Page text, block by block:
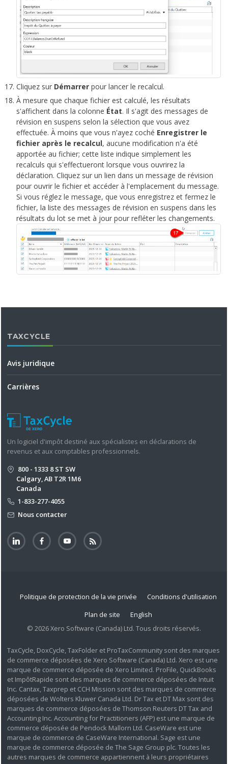
Cliquez sur Démarrer pour lancer le recalcul.
À mesure que chaque fichier est calculé, les résultats
s'affichent dans la colonne État. Il s'agit des messages de
révision en suspens selon la sélection que vous avez
effectuée. À moins que vous n'ayez coché Enregistrer le
fichier après le recalcul, aucune modification n'a été
apportée au fichier; cette liste indique simplement les
recalculs qui s'effectueront lorsque vous ouvrirez la
déclaration. Cliquez sur un lien dans un message de révision
pour ouvrir le fichier et accéder à l'emplacement du message.
Si vous réglez le message, que vous enregistrez et fermez le
fichier, la liste des messages de révision en suspens dans les
résultats du lot se met à jour pour refléter les changements.
TAXCYCLE
Avis juridique
Carrières
Un logiciel d'impôt destiné aux spécialistes en déclarations de
revenus et aux comptables professionnels.
800 - 1333 8 ST SW
Calgary, AB T2R 1M6
Canada
1-833-277-4055
Nous contacter
Politique de protection de la vie privée
Conditions d'utilisation
Plan de site
English
© 2026 Xero Software (Canada) Ltd. Tous droits réservés.
TaxCycle, DoxCycle, TaxFolder et ProTaxCommunity sont des marques
de commerce déposées de Xero Software (Canada) Ltd. Xero est une
marque de commerce déposée de Xero Limited. ProFile, QuickBooks
et ImpôtRapide sont des marques de commerce déposées de Intuit
Inc. Cantax, Taxprep et CCH Mission sont des marques de commerce
déposées de Wolters Kluwer Canada Ltd. Dr Tax et DT Max sont des
marques de commerce déposées de Thomson Reuters DT Tax and
Accounting Inc. Accounting for Practitioners (AFP) est une marque de
commerce déposée de Pendock Mallorn Ltd. CaseWare est une
marque de commerce de CaseWare International. Sage est une
marque de commerce déposée de The Sage Group plc. Toutes les
autres marques de commerce appartiennent à leurs propriétaires